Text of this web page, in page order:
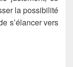
la possibilité
s’élancer vers